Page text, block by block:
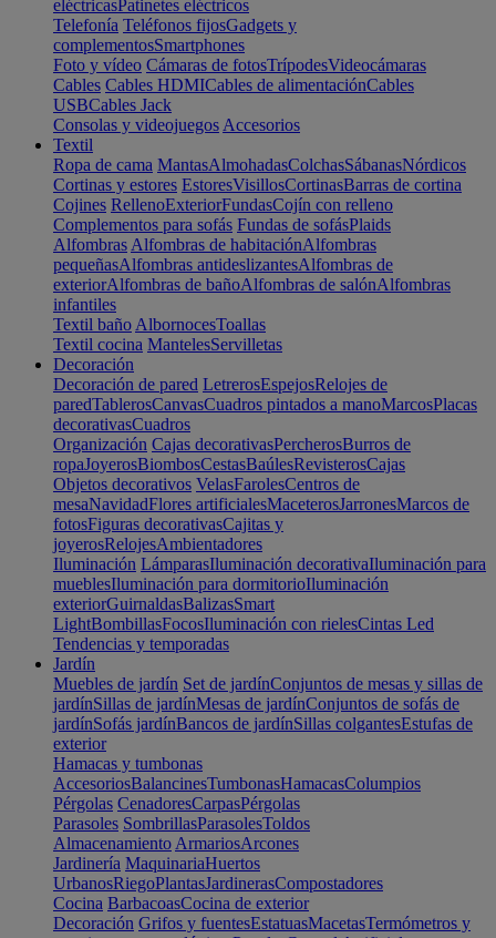
eléctricasPatinetes eléctricos
Telefonía Teléfonos fijosGadgets y
complementosSmartphones
Foto y vídeo Cámaras de fotosTrípodesVideocámaras
Cables Cables HDMICables de alimentaciónCables
USBCables Jack
Consolas y videojuegos Accesorios
Textil
Ropa de cama MantasAlmohadasColchasSábanasNórdicos
Cortinas y estores EstoresVisillosCortinasBarras de cortina
Cojines RellenoExteriorFundasCojín con relleno
Complementos para sofás Fundas de sofásPlaids
Alfombras Alfombras de habitaciónAlfombras
pequeñasAlfombras antideslizantesAlfombras de
exteriorAlfombras de bañoAlfombras de salónAlfombras
infantiles
Textil baño AlbornocesToallas
Textil cocina MantelesServilletas
Decoración
Decoración de pared LetrerosEspejosRelojes de
paredTablerosCanvasCuadros pintados a manoMarcosPlacas
decorativasCuadros
Organización Cajas decorativasPercherosBurros de
ropaJoyerosBiombosCestasBaúlesRevisterosCajas
Objetos decorativos VelasFarolesCentros de
mesaNavidadFlores artificialesMaceterosJarronesMarcos de
fotosFiguras decorativasCajitas y
joyerosRelojesAmbientadores
Iluminación LámparasIluminación decorativaIluminación para
mueblesIluminación para dormitorioIluminación
exteriorGuirnaldasBalizasSmart
LightBombillasFocosIluminación con rielesCintas Led
Tendencias y temporadas
Jardín
Muebles de jardín Set de jardínConjuntos de mesas y sillas de
jardínSillas de jardínMesas de jardínConjuntos de sofás de
jardínSofás jardínBancos de jardínSillas colgantesEstufas de
exterior
Hamacas y tumbonas
AccesoriosBalancinesTumbonasHamacasColumpios
Pérgolas CenadoresCarpasPérgolas
Parasoles SombrillasParasolesToldos
Almacenamiento ArmariosArcones
Jardinería MaquinariaHuertos
UrbanosRiegoPlantasJardinerasCompostadores
Cocina BarbacoasCocina de exterior
Decoración Grifos y fuentesEstatuasMacetasTermómetros y